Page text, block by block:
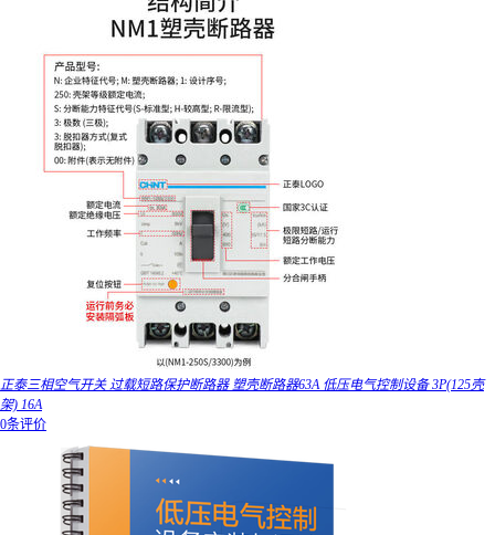
正泰三相空气开关 过载短路保护断路器 塑壳断路器63A 低压电气控制设备 3P(125壳
架) 16A
0条评价